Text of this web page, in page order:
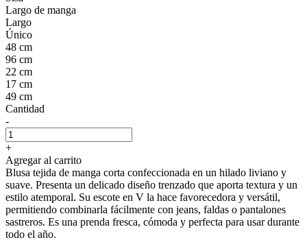
Largo de manga
Largo
Único
48 cm
96 cm
22 cm
17 cm
49 cm
Cantidad
-
+
Agregar al carrito
Blusa tejida de manga corta confeccionada en un hilado liviano y
suave. Presenta un delicado diseño trenzado que aporta textura y un
estilo atemporal. Su escote en V la hace favorecedora y versátil,
permitiendo combinarla fácilmente con jeans, faldas o pantalones
sastreros. Es una prenda fresca, cómoda y perfecta para usar durante
todo el año.